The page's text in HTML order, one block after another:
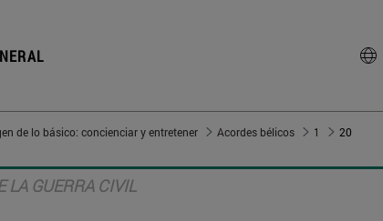
de lo básico: concienciar y entretener Acordes bélicos 1 20
LA GUERRA CIVIL